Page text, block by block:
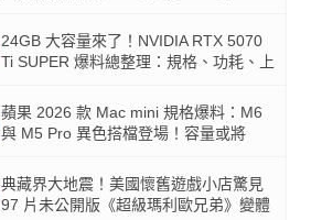
24GB 大容量來了！NVIDIA RTX 5070
Ti SUPER 爆料總整理：規格、功耗、上
蘋果 2026 款 Mac mini 規格爆料：M6
與 M5 Pro 異色搭檔登場！容量或將
典藏界大地震！美國懷舊遊戲小店驚見
97 片未公開版《超級瑪利歐兄弟》變體